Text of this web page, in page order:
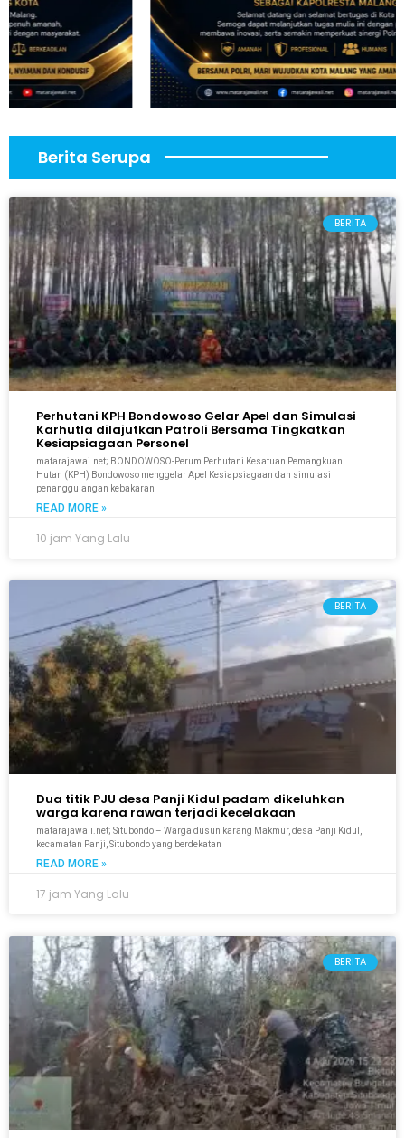
Berita Serupa
BERITA
Perhutani KPH Bondowoso Gelar Apel dan Simulasi
Karhutla dilajutkan Patroli Bersama Tingkatkan
Kesiapsiagaan Personel
matarajawai.net; BONDOWOSO-Perum Perhutani Kesatuan Pemangkuan
Hutan (KPH) Bondowoso menggelar Apel Kesiapsiagaan dan simulasi
penanggulangan kebakaran
READ MORE »
10 jam Yang Lalu
BERITA
Dua titik PJU desa Panji Kidul padam dikeluhkan
warga karena rawan terjadi kecelakaan
matarajawali.net; Situbondo – Warga dusun karang Makmur, desa Panji Kidul,
kecamatan Panji, Situbondo yang berdekatan
READ MORE »
17 jam Yang Lalu
BERITA